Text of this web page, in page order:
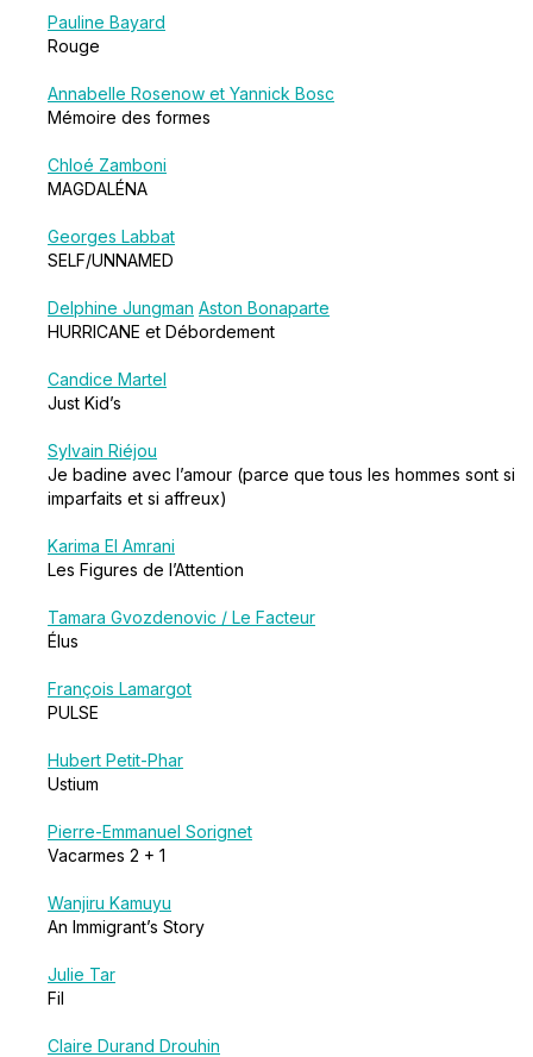
Pauline Bayard
Rouge
Annabelle Rosenow et Yannick Bosc
Mémoire des formes
Chloé Zamboni
MAGDALÉNA
Georges Labbat
SELF/UNNAMED
Delphine Jungman Aston Bonaparte
HURRICANE et Débordement
Candice Martel
Just Kid’s
Sylvain Riéjou
Je badine avec l’amour (parce que tous les hommes sont si
imparfaits et si affreux)
Karima El Amrani
Les Figures de l’Attention
Tamara Gvozdenovic / Le Facteur
Élus
François Lamargot
PULSE
Hubert Petit-Phar
Ustium
Pierre-Emmanuel Sorignet
Vacarmes 2 + 1
Wanjiru Kamuyu
An Immigrant’s Story
Julie Tar
Fil
Claire Durand Drouhin